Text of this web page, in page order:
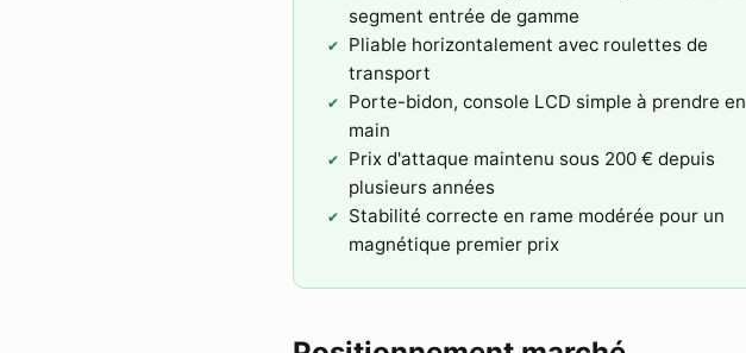
segment entrée de gamme
Pliable horizontalement avec roulettes de
transport
Porte-bidon, console LCD simple à prendre en
main
Prix d'attaque maintenu sous 200 € depuis
plusieurs années
Stabilité correcte en rame modérée pour un
magnétique premier prix